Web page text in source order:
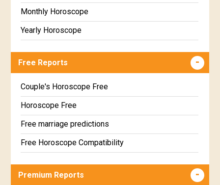
Monthly Horoscope
Yearly Horoscope
Free Reports
Couple's Horoscope Free
Horoscope Free
Free marriage predictions
Free Horoscope Compatibility
Wealth & Fortune Horoscope Free
Premium Reports